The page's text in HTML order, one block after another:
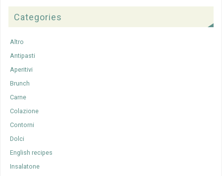
Categories
Altro
Antipasti
Aperitivi
Brunch
Carne
Colazione
Contorni
Dolci
English recipes
Insalatone